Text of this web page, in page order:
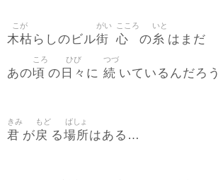
木枯
こが
らしのビル街
がい
心
こころ
の糸
いと
はまだ
あの頃
ころ
の 日々
ひび
に 続
つづ
いているんだろう
君
きみ
が戻
もど
る場所
ばしょ
はある…